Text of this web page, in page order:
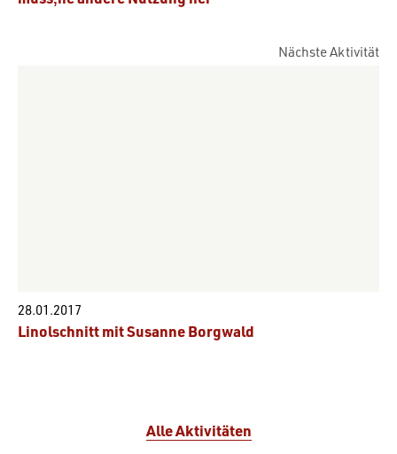
Nächste Aktivität
28.01.2017
Linolschnitt mit Susanne Borgwald
Alle Aktivitäten